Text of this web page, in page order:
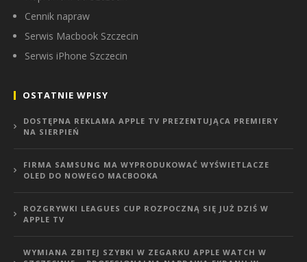
Cennik napraw
Serwis Macbook Szczecin
Serwis iPhone Szczecin
OSTATNIE WPISY
DOSTĘPNA REKLAMA APPLE TV PREZENTUJĄCA PREMIERY
NA SIERPIEŃ
FIRMA SAMSUNG MA WYPRODUKOWAĆ WYŚWIETLACZE
OLED DO NOWEGO MACBOOKA
ROZGRYWKI LEAGUES CUP ROZPOCZNĄ SIĘ JUŻ DZIŚ W
APPLE TV
WYMIANA ZBITEJ SZYBKI W ZEGARKU APPLE WATCH W